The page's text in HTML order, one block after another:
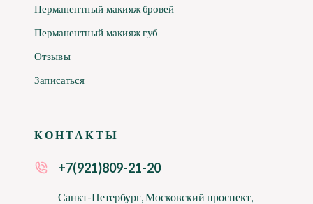
Перманентный макияж бровей
Перманентный макияж губ
Отзывы
Записаться
КОНТАКТЫ
+7(921)809-21-20
Санкт-Петербург, Московский проспект,